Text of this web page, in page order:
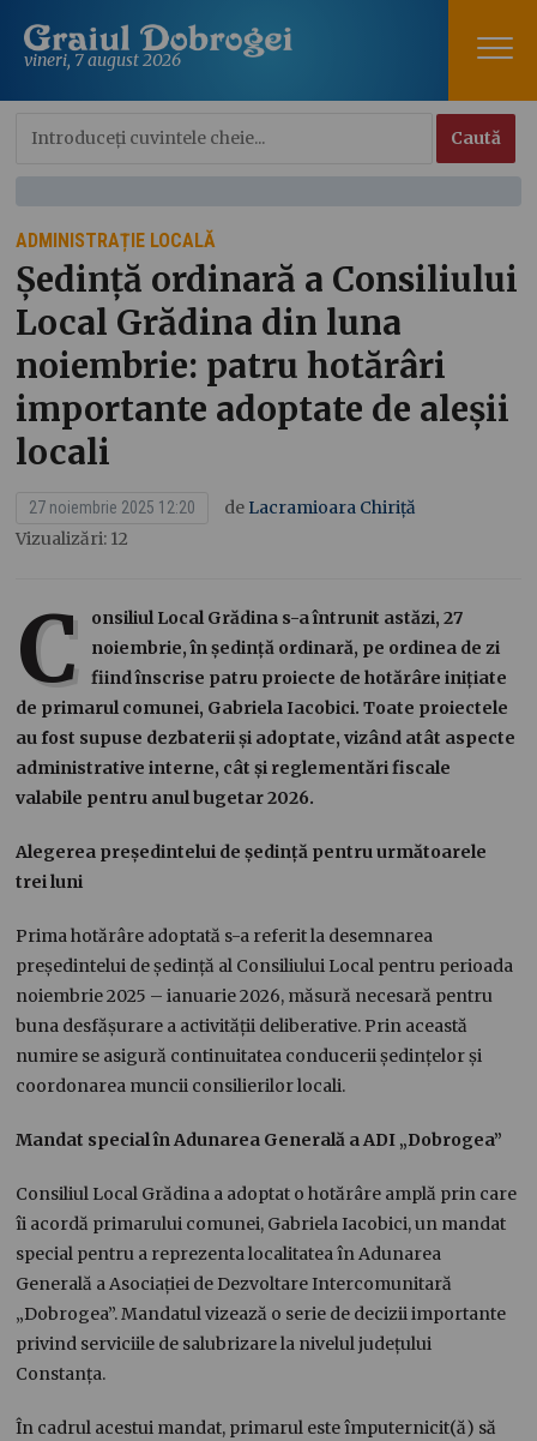
vineri, 7 august 2026
ADMINISTRAȚIE LOCALĂ
Ședință ordinară a Consiliului
Local Grădina din luna
noiembrie: patru hotărâri
importante adoptate de aleșii
locali
27 noiembrie 2025 12:20 de Lacramioara Chiriță
Vizualizări: 12
C
onsiliul Local Grădina s-a întrunit astăzi, 27
noiembrie, în ședință ordinară, pe ordinea de zi
fiind înscrise patru proiecte de hotărâre inițiate
de primarul comunei, Gabriela Iacobici. Toate proiectele
au fost supuse dezbaterii și adoptate, vizând atât aspecte
administrative interne, cât și reglementări fiscale
valabile pentru anul bugetar 2026.
Alegerea președintelui de ședință pentru următoarele
trei luni
Prima hotărâre adoptată s-a referit la desemnarea
președintelui de ședință al Consiliului Local pentru perioada
noiembrie 2025 – ianuarie 2026, măsură necesară pentru
buna desfășurare a activității deliberative. Prin această
numire se asigură continuitatea conducerii ședințelor și
coordonarea muncii consilierilor locali.
Mandat special în Adunarea Generală a ADI „Dobrogea”
Consiliul Local Grădina a adoptat o hotărâre amplă prin care
îi acordă primarului comunei, Gabriela Iacobici, un mandat
special pentru a reprezenta localitatea în Adunarea
Generală a Asociației de Dezvoltare Intercomunitară
„Dobrogea”. Mandatul vizează o serie de decizii importante
privind serviciile de salubrizare la nivelul județului
Constanța.
În cadrul acestui mandat, primarul este împuternicit(ă) să